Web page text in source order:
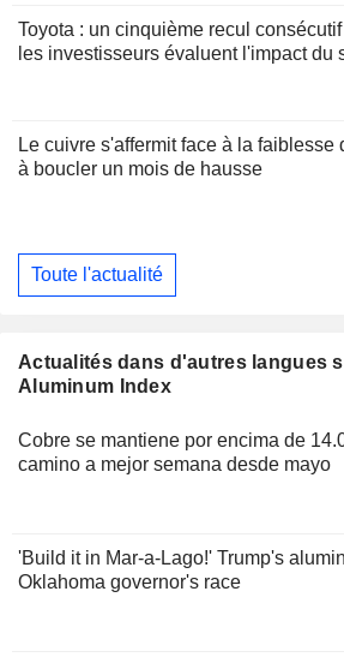
Toyota : un cinquième recul
les investisseurs évaluent l'impact du
Le cuivre s'affermit face à la faiblesse
à boucler un mois de hausse
Toute l'actualité
Actualités dans d'autres langues
Aluminum Index
Cobre se mantiene por encima de
camino a mejor semana desde mayo
'Build it in Mar-a-Lago!' Trump's
Oklahoma governor's race